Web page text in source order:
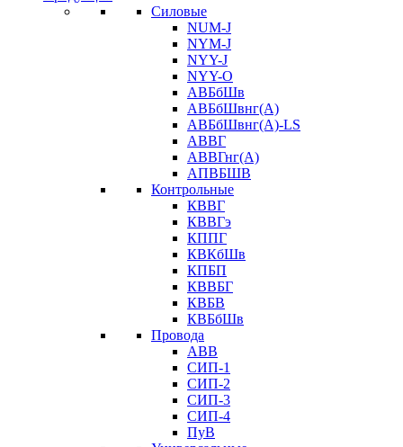
Силовые
NUM-J
NYM-J
NYY-J
NYY-O
АВБбШв
АВБбШвнг(А)
АВБбШвнг(А)-LS
АВВГ
АВВГнг(А)
АПВБШВ
Контрольные
КВВГ
КВВГэ
КППГ
КВКбШв
КПБП
КВВБГ
КВБВ
КВБбШв
Провода
АВВ
СИП-1
СИП-2
СИП-3
СИП-4
ПуВ